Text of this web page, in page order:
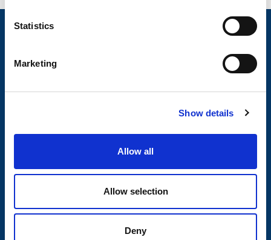
n
Statistics
Marketing
Show details
Allow all
Allow selection
Deny
Nyheter
Kontakt
Om Valeryd